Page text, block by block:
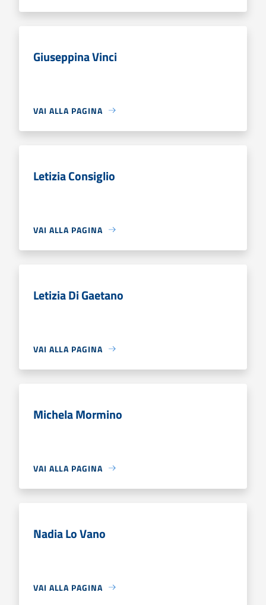
Giuseppina Vinci
VAI ALLA PAGINA
Letizia Consiglio
VAI ALLA PAGINA
Letizia Di Gaetano
VAI ALLA PAGINA
Michela Mormino
VAI ALLA PAGINA
Nadia Lo Vano
VAI ALLA PAGINA